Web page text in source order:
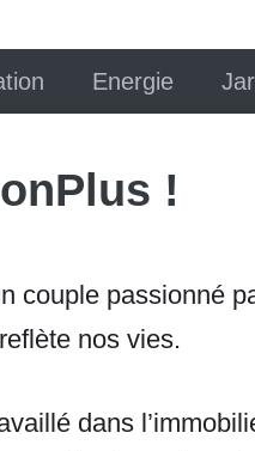
Energie
!
couple passionné
nos vies.
dans